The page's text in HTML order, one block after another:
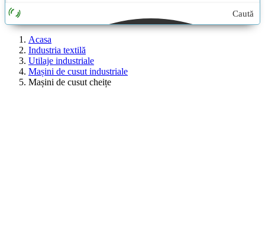
Caută
Acasa
Industria textilă
Utilaje industriale
Mașini de cusut industriale
Mașini de cusut cheițe